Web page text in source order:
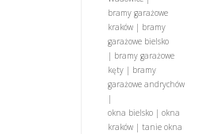
bramy garażowe
kraków | bramy
garażowe bielsko
| bramy garażowe
kęty | bramy
garażowe andrychów
|
okna bielsko | okna
kraków | tanie okna